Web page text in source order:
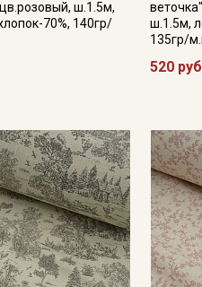
ш.1.5м,
70%, 140гр/
ш.1.5м,
135гр/
520
дополнительные
до 30% на узкие
тканей